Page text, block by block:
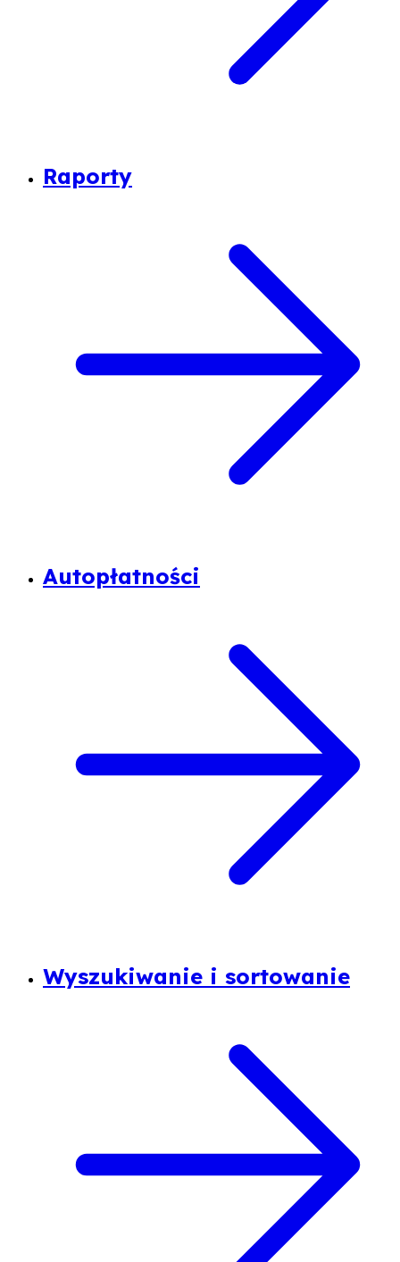
Raporty
Autopłatności
Wyszukiwanie i sortowanie